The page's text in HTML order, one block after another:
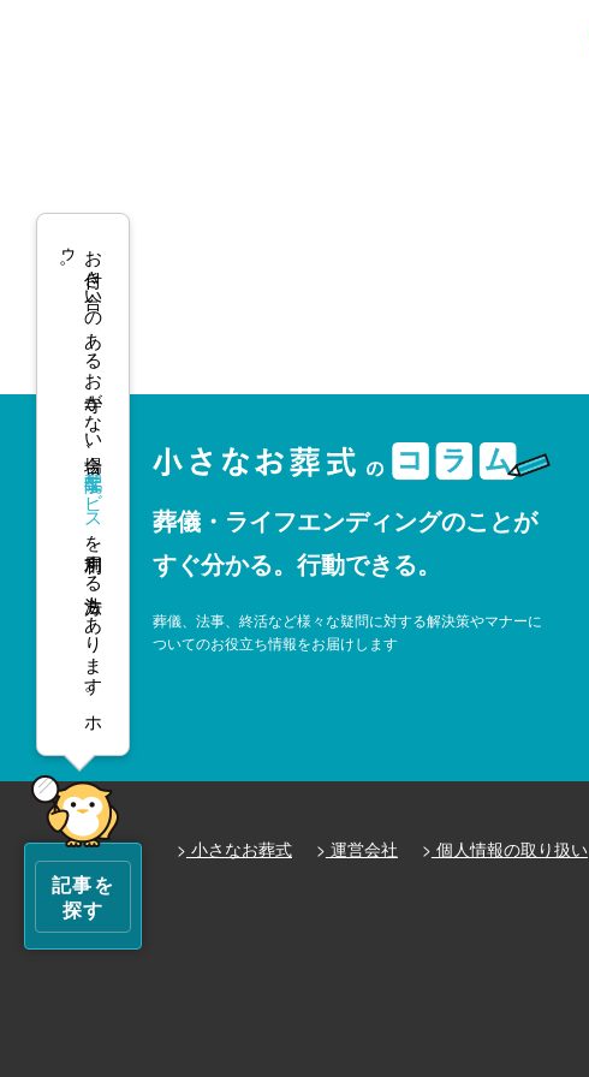
葬儀・ライフエンディングのことが
すぐ分かる。行動できる。
葬儀、法事、終活など様々な疑問に対する解決策やマナーに
ついてのお役立ち情報をお届けします
小さなお葬式 運営会社 個人情報の取り扱い
お付き合いのあるお寺がない場合、
寺院手配サービス
を利用する方法もあります。
ホ
ゥ
。
記事を
探す